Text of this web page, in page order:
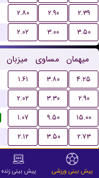
۲.۸۰ ۲.۹۰
۲.۳۹
۲.۰۲ ۳.۰۰ ۳.۵۰
میزبان مساوی میهمان
۱.۶۱ ۳.۸۰
۴.۲۵
۲.۰۲ ۳.۳۰
۲.۹۰
۱.۰۷ ۹.۵۰
۱۵.۰۰
۲.۱۲ ۳.۵۰ ۲.۷۳
میزبان میهمان
پیش بینی ورزشی پیش بینی زنده